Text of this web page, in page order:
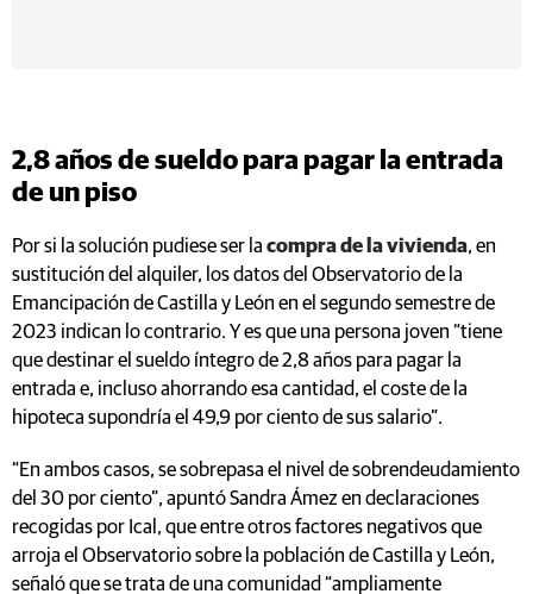
2,8 años de sueldo para pagar la entrada
de un piso
Por si la solución pudiese ser la compra de la vivienda, en
sustitución del alquiler, los datos del Observatorio de la
Emancipación de Castilla y León en el segundo semestre de
2023 indican lo contrario. Y es que una persona joven “tiene
que destinar el sueldo íntegro de 2,8 años para pagar la
entrada e, incluso ahorrando esa cantidad, el coste de la
hipoteca supondría el 49,9 por ciento de sus salario”.
“En ambos casos, se sobrepasa el nivel de sobrendeudamiento
del 30 por ciento”, apuntó Sandra Ámez en declaraciones
recogidas por Ical, que entre otros factores negativos que
arroja el Observatorio sobre la población de Castilla y León,
señaló que se trata de una comunidad “ampliamente